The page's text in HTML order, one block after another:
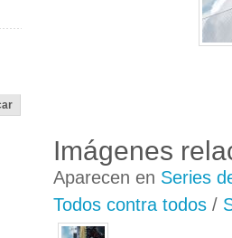
Imágenes
Aparecen en Series
Todos contra todos /